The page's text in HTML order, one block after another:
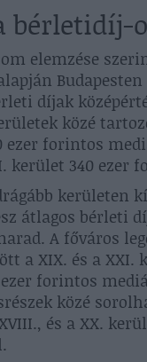
bérletidíj-
elemzése
Budapesten
díjak
közé
ezer forintos
kerület 340 ezer
kerületen
átlagos bérleti
A főváros
a XIX. és a XXI.
ezer forintos
közé
és a XX.